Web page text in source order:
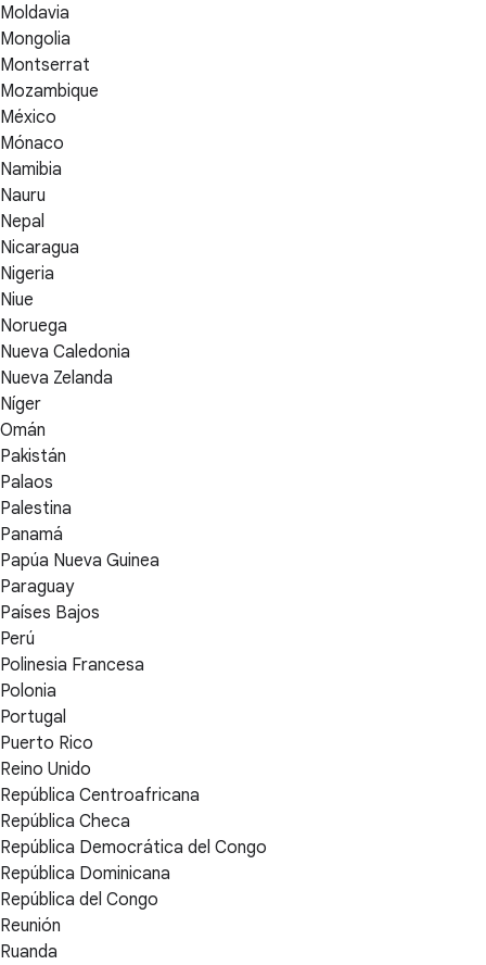
Moldavia
Mongolia
Montserrat
Mozambique
México
Mónaco
Namibia
Nauru
Nepal
Nicaragua
Nigeria
Niue
Noruega
Nueva Caledonia
Nueva Zelanda
Níger
Omán
Pakistán
Palaos
Palestina
Panamá
Papúa Nueva Guinea
Paraguay
Países Bajos
Perú
Polinesia Francesa
Polonia
Portugal
Puerto Rico
Reino Unido
República Centroafricana
República Checa
República Democrática del Congo
República Dominicana
República del Congo
Reunión
Ruanda